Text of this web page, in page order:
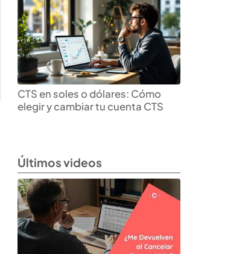
CTS en soles o dólares: Cómo
elegir y cambiar tu cuenta CTS
Últimos videos